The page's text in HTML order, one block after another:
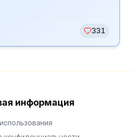
331
информация